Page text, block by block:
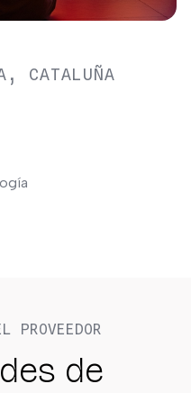
CATALUÑA
PROVEEDOR
de